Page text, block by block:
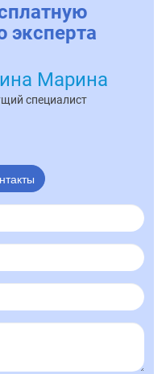
эксперта
Марина
специалист